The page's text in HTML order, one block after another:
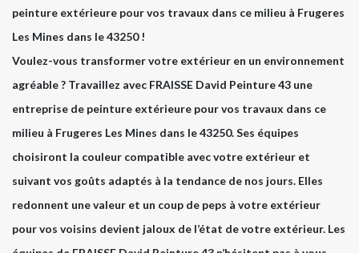
peinture extérieure pour vos travaux dans ce milieu à Frugeres
Les Mines dans le 43250 !
Voulez-vous transformer votre extérieur en un environnement
agréable ? Travaillez avec FRAISSE David Peinture 43 une
entreprise de peinture extérieure pour vos travaux dans ce
milieu à Frugeres Les Mines dans le 43250. Ses équipes
choisiront la couleur compatible avec votre extérieur et
suivant vos goûts adaptés à la tendance de nos jours. Elles
redonnent une valeur et un coup de peps à votre extérieur
pour vos voisins devient jaloux de l’état de votre extérieur. Les